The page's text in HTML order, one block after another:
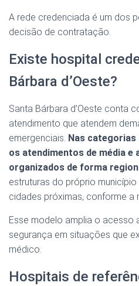
A rede credenciada é um dos
decisão de contratação.
Existe hospital
Bárbara d’Oeste?
Santa Bárbara d’Oeste conta
atendimento que atendem
emergenciais. Nas
os atendimentos de média e
organizados de forma
estruturas do próprio
cidades próximas, conforme a
Esse modelo amplia o acesso
segurança em situações que
médico.
Hospitais de